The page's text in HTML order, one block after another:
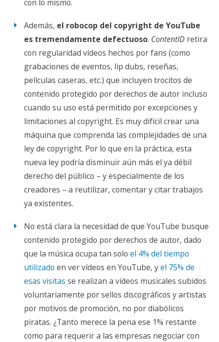
con lo mismo.
Además, el robocop del copyright de YouTube
es tremendamente defectuoso. ContentID retira
con regularidad vídeos hechos por fans (como
grabaciones de eventos, lip dubs, reseñas,
películas caseras, etc.) que incluyen trocitos de
contenido protegido por derechos de autor incluso
cuando su uso está permitido por excepciones y
limitaciones al copyright. Es muy difícil crear una
máquina que comprenda las complejidades de una
ley de copyright. Por lo que en la práctica, esta
nueva ley podría disminuir aún más el ya débil
derecho del público – y especialmente de los
creadores – a reutilizar, comentar y citar trabajos
ya existentes.
No está clara la necesidad de que YouTube busque
contenido protegido por derechos de autor, dado
que la música ocupa tan solo el 4% del tiempo
utilizado en ver vídeos en YouTube, yel 75% de
esas visitas se realizan a vídeos musicales subidos
voluntariamente por sellos discográficos y artistas
por motivos de promoción, no por diabólicos
piratas. ¿Tanto merece la pena ese 1% restante
como para requerir a las empresas negociar con